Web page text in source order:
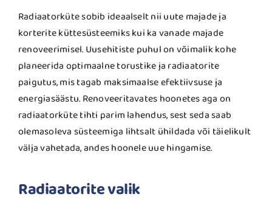
Radiaatorküte sobib ideaalselt nii uute majade ja
korterite küttesüsteemiks kui ka vanade majade
renoveerimisel. Uusehitiste puhul on võimalik kohe
planeerida optimaalne torustike ja radiaatorite
paigutus, mis tagab maksimaalse efektiivsuse ja
energiasäästu. Renoveeritavates hoonetes aga on
radiaatorküte tihti parim lahendus, sest seda saab
olemasoleva süsteemiga lihtsalt ühildada või täielikult
välja vahetada, andes hoonele uue hingamise.
Radiaatorite valik